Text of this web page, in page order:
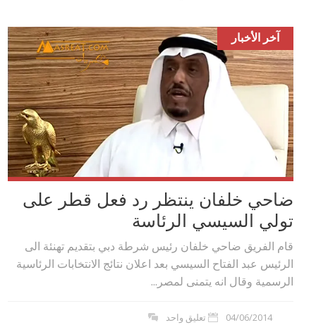
آخر الأخبار
ضاحي خلفان ينتظر رد فعل قطر على
تولي السيسي الرئاسة
قام الفريق ضاحي خلفان رئيس شرطة دبي بتقديم تهنئة الى
الرئيس عبد الفتاح السيسي بعد اعلان نتائج الانتخابات الرئاسية
الرسمية وقال انه يتمنى لمصر...
04/06/2014 تعليق واحد